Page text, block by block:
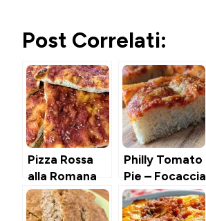
Post Correlati:
Pizza Rossa
alla Romana
Philly Tomato
Pie – Focaccia
al pomodoro
di Philadelphia